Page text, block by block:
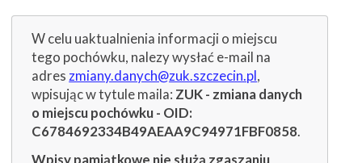
W celu uaktualnienia informacji o miejscu
tego pochówku, nalezy wysłać e-mail na
adres zmiany.danych@zuk.szczecin.pl,
wpisując w tytule maila: ZUK - zmiana danych
o miejscu pochówku - OID:
C6784692334B49AEAA9C94971FBF0858.